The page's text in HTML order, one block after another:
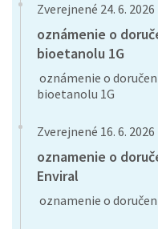
Zverejnené 24. 6.
oznámenie o
bioetanolu 1G
oznámenie o
bioetanolu 1G
Zverejnené 16. 6.
oznamenie o
Enviral
oznamenie o